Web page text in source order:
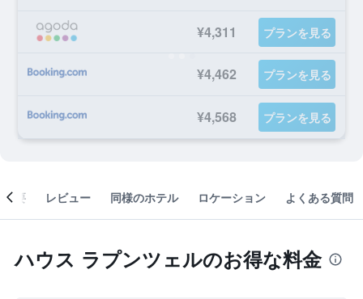
¥4,311 プランを見る
¥4,462 プランを見る
¥4,568 プランを見る
概要 レビュー 同様のホテル ロケーション よくある質問
ハウス ラプンツェルのお得な料金